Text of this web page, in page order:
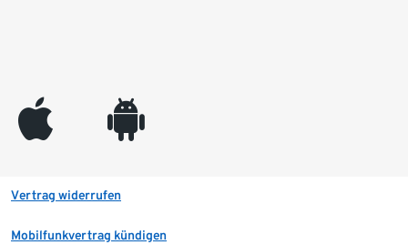
appleinc android
Vertrag widerrufen
Mobilfunkvertrag kündigen